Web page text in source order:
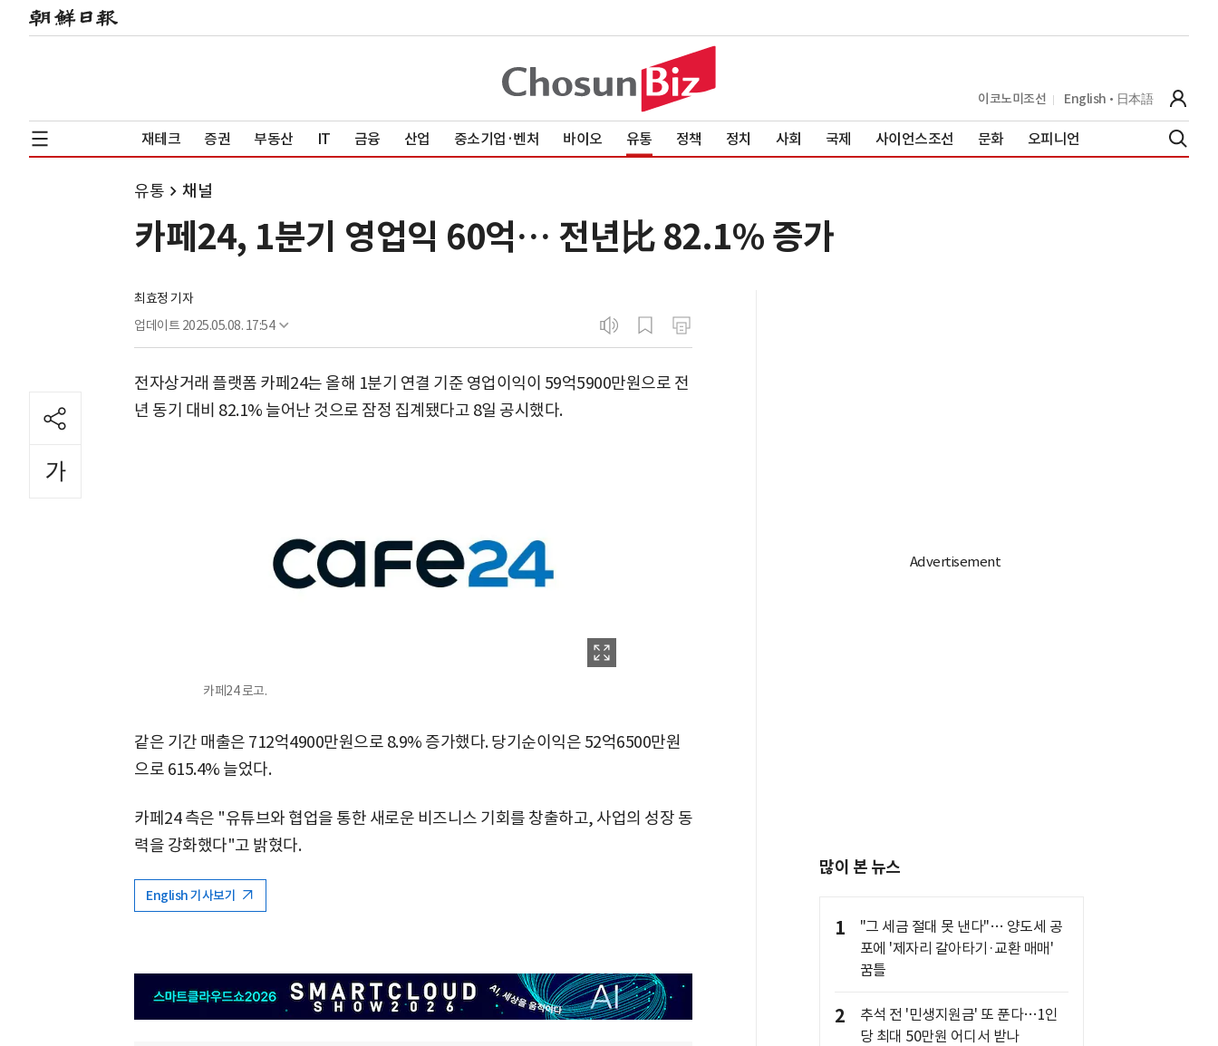
이코노미조선 English 日本語
재테크 증권 부동산 IT 금융 산업 중소기업·벤처 바이오 유통 정책 정치 사회 국제 사이언스조선 문화 오피니언
유통 채널
카페24, 1분기 영업익 60억… 전년比 82.1% 증가
최효정 기자
업데이트 2025.05.08. 17:54
전자상거래 플랫폼 카페24는 올해 1분기 연결 기준 영업이익이 59억5900만원으로 전
년 동기 대비 82.1% 늘어난 것으로 잠정 집계됐다고 8일 공시했다.
카페24 로고.
같은 기간 매출은 712억4900만원으로 8.9% 증가했다. 당기순이익은 52억6500만원
으로 615.4% 늘었다.
카페24 측은 "유튜브와 협업을 통한 새로운 비즈니스 기회를 창출하고, 사업의 성장 동
력을 강화했다"고 밝혔다.
English 기사보기
많이 본 뉴스
1
"그 세금 절대 못 낸다"… 양도세 공
포에 '제자리 갈아타기·교환 매매'
꿈틀
2
추석 전 '민생지원금' 또 푼다…1인
당 최대 50만원 어디서 받나